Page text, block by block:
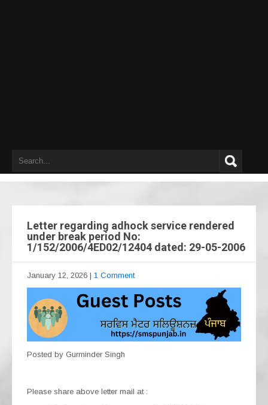
Letter regarding adhock service rendered
under break period No:
1/152/2006/4ED02/12404 dated: 29-05-2006
January 12, 2026 | 1 Comment
Posted by Gurminder Singh
Please share above letter mail at :